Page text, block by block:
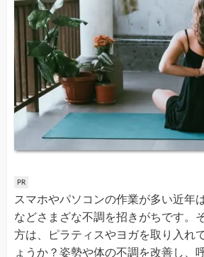
スマホやパソコンの作業が多い近年
などさまざな不調を招きがちです。
方は、ピラティスやヨガを取り入れ
ょうか？姿勢や体の不調を改善し、